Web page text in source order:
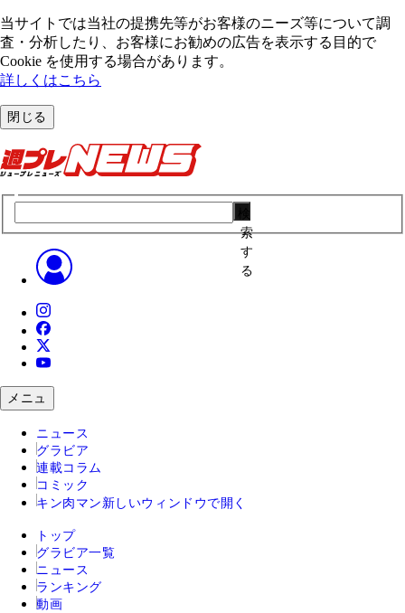
当サイトでは当社の提携先等がお客様のニーズ等について調
査・分析したり、お客様にお勧めの広告を表⽰する⽬的で
Cookie を使⽤する場合があります。
詳しくはこちら
閉じる
索
す
る
メニュ
ニュース
グラビア
連載コラム
コミック
キン肉マン 新しいウィンドウで開く
トップ
グラビア一覧
ニュース
ランキング
動画